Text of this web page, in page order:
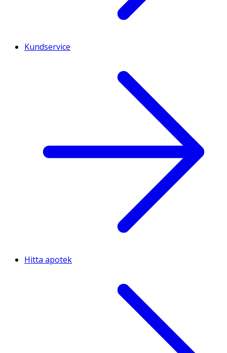
Kundservice
Hitta apotek